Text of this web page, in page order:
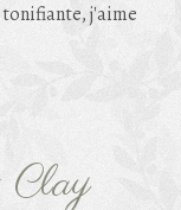
tonifiante, j'aime
Clay